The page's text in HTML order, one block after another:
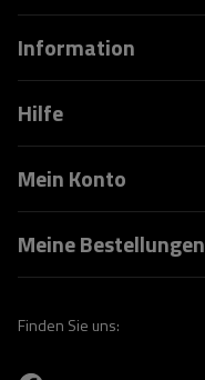
Information
Hilfe
Mein Konto
Meine Bestellungen
Finden Sie uns: